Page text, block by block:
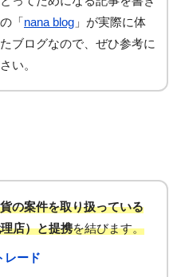
「nana blog 」が実際に体
ブログなので、ぜひ参考に
い。
の案件を取り扱っている
店）と提携を結びます。
レード